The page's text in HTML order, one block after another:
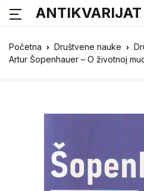
Početna Društvene nauke
Artur Šopenhauer – O životnoj